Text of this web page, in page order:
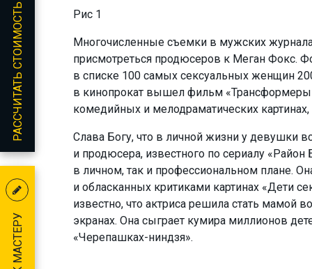
Рис 1
Многочисленные съемки в мужских
присмотреться продюсеров к Меган Фокс.
в списке 100 самых сексуальных женщин
в кинопрокат вышел фильм
комедийных и мелодраматических
Слава Богу, что в личной жизни у девушки
и продюсера, известного по сериалу «Район
в личном, так и профессиональном плане.
и обласканных критиками картинах «Дети
известно, что актриса решила стать мамой
экранах. Она сыграет кумира миллионов
«Черепашках-ниндзя».
РАССЧИТАТЬ СТОИМОСТЬ